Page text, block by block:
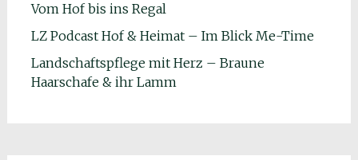
Vom Hof bis ins Regal
LZ Podcast Hof & Heimat – Im Blick Me-Time
Landschaftspflege mit Herz – Braune
Haarschafe & ihr Lamm